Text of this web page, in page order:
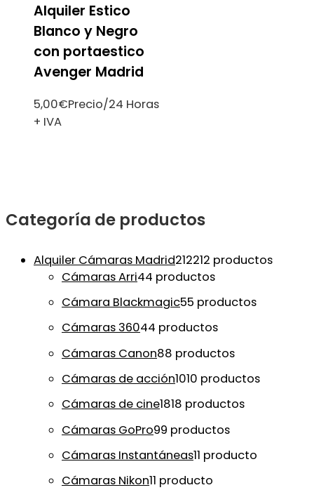
Categoría de productos
Alquiler Cámaras Madrid212212 productos
Cámaras Arri44 productos
Cámara Blackmagic55 productos
Cámaras 36044 productos
Cámaras Canon88 productos
Cámaras de acción1010 productos
Cámaras de cine1818 productos
Cámaras GoPro99 productos
Cámaras Instantáneas11 producto
Cámaras Nikon11 producto
Alquiler Estico
Blanco y Negro
con portaestico
Avenger Madrid
5,00€Precio/24 Horas
+ IVA